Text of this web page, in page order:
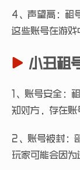
4、声望高：租
这些账号在游戏
小丑租
1、账号安全：
知对方，存在账
2、账号被封：
玩家可能会因为